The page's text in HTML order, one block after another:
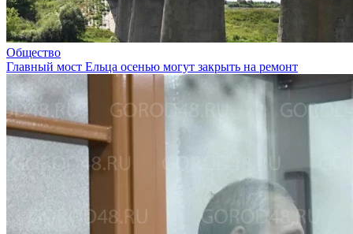
Общество
Главный мост Ельца осенью могут закрыть на ремонт